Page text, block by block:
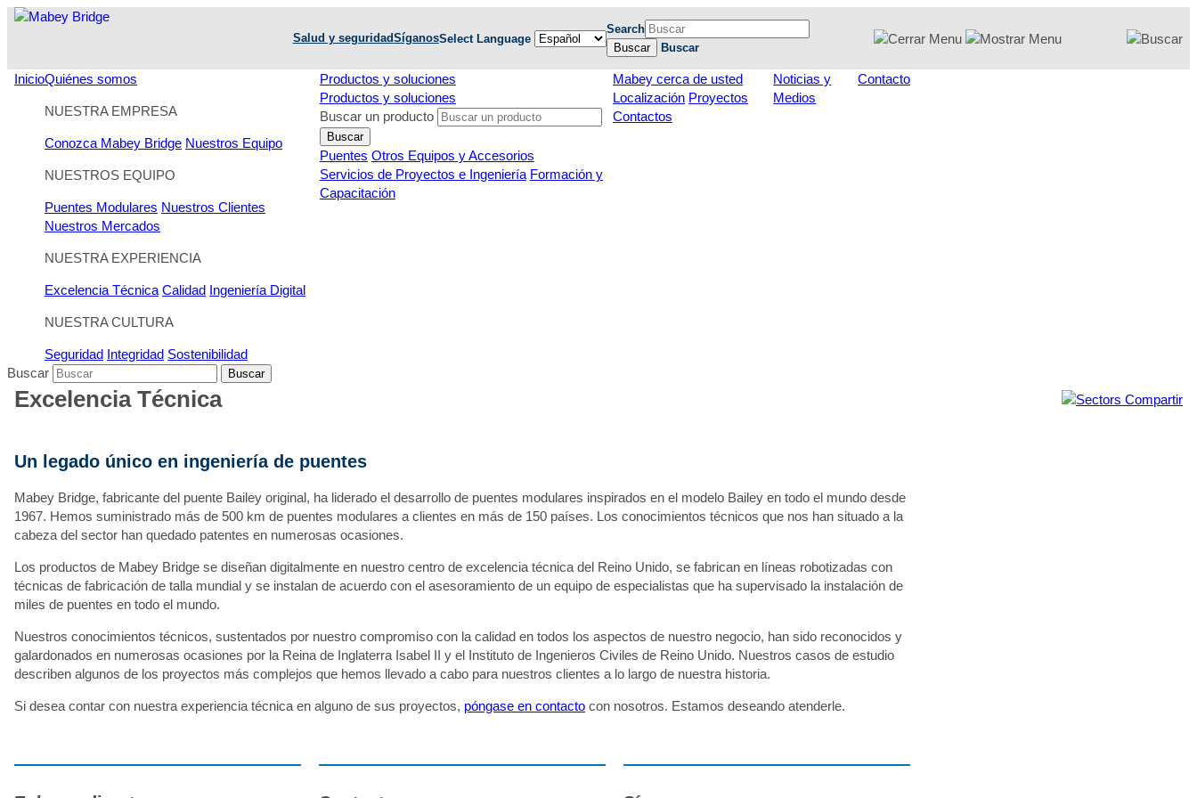
Saltar
Salud y seguridadSíganosSelect Language
Search
Buscar
Buscar
InicioQuiénes somos
NUESTRA EMPRESA
Conozca Mabey Bridge Nuestros Equipo
NUESTROS EQUIPO
Puentes Modulares Nuestros Clientes
Nuestros Mercados
NUESTRA EXPERIENCIA
Excelencia Técnica Calidad Ingeniería Digital
NUESTRA CULTURA
Seguridad Integridad Sostenibilidad
Productos y soluciones
Productos y soluciones
Buscar un producto
Buscar
Puentes Otros Equipos y Accesorios
Servicios de Proyectos e Ingeniería Formación y
Capacitación
Mabey cerca de usted
Localización Proyectos
Contactos
Noticias y
Medios
Contacto
Buscar Buscar
Excelencia Técnica Compartir
Un legado único en ingeniería de puentes
Mabey Bridge, fabricante del puente Bailey original, ha liderado el desarrollo de puentes modulares inspirados en el modelo Bailey en todo el mundo desde
1967. Hemos suministrado más de 500 km de puentes modulares a clientes en más de 150 países. Los conocimientos técnicos que nos han situado a la
cabeza del sector han quedado patentes en numerosas ocasiones.
Los productos de Mabey Bridge se diseñan digitalmente en nuestro centro de excelencia técnica del Reino Unido, se fabrican en líneas robotizadas con
técnicas de fabricación de talla mundial y se instalan de acuerdo con el asesoramiento de un equipo de especialistas que ha supervisado la instalación de
miles de puentes en todo el mundo.
Nuestros conocimientos técnicos, sustentados por nuestro compromiso con la calidad en todos los aspectos de nuestro negocio, han sido reconocidos y
galardonados en numerosas ocasiones por la Reina de Inglaterra Isabel II y el Instituto de Ingenieros Civiles de Reino Unido. Nuestros casos de estudio
describen algunos de los proyectos más complejos que hemos llevado a cabo para nuestros clientes a lo largo de nuestra historia.
Si desea contar con nuestra experiencia técnica en alguno de sus proyectos, póngase en contacto con nosotros. Estamos deseando atenderle.